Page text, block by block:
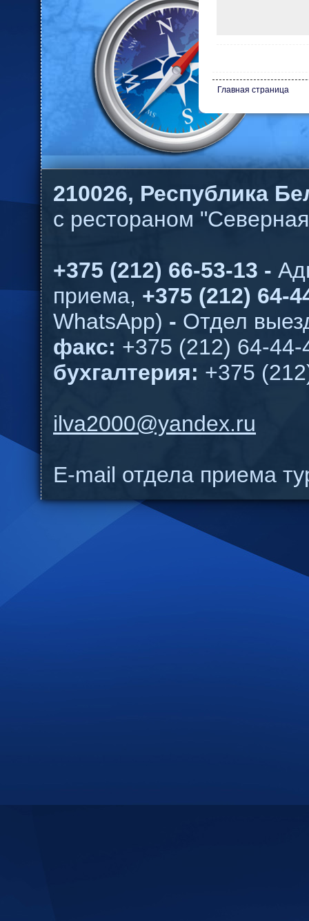
Главная страница
210026, Республика
с рестораном
+375 (212) 66-53-13 -
приема, +375 (212) 64-
WhatsApp) - Отдел
факс: +375 (212) 64-44-
бухгалтерия: +375
ilva2000@yandex.ru
E-mail отдела приема